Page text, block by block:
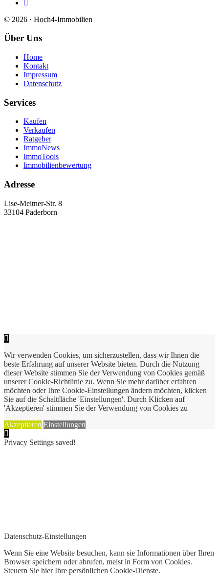
© 2026 · Hoch4-Immobilien
Über Uns
Home
Kontakt
Impressum
Datenschutz
Services
Kaufen
Verkaufen
Ratgeber
ImmoNews
ImmoTools
Immobilienbewertung
Adresse
Lise-Meitner-Str. 8
33104 Paderborn
Wir verwenden Cookies, um sicherzustellen, dass wir Ihnen die
beste Erfahrung auf unserer Website bieten. Durch die Nutzung
dieser Website stimmen Sie der Verwendung von Cookies gemäß
unserer Cookie-Richtlinie zu. Wenn Sie mehr darüber erfahren
möchten oder Ihre Cookie-Einstellungen ändern möchten, klicken
Sie auf die Schaltfläche 'Einstellungen'. Durch Klicken auf
'Akzeptieren' stimmen Sie der Verwendung von Cookies zu
Akzeptieren Einstellungen
Privacy Settings saved!
Datenschutz-Einstellungen
Wenn Sie eine Website besuchen, kann sie Informationen über Ihren
Browser speichern oder abrufen, meist in Form von Cookies.
Steuern Sie hier Ihre persönlichen Cookie-Dienste.